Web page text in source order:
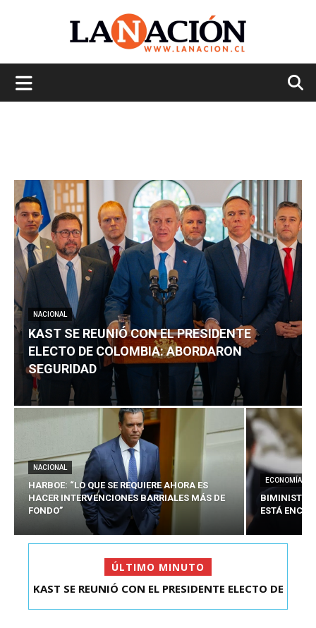
NACIONAL
KAST SE REUNIÓ CON EL PRESIDENTE
ELECTO DE COLOMBIA: ABORDARON
SEGURIDAD
NACIONAL
HARBOE: “LO QUE SE REQUIERE AHORA ES
HACER INTERVENCIONES BARRIALES MÁS DE
FONDO”
ECONOMÍA
BIMINISTRO
ESTÁ
ÚLTIMO MINUTO
KAST SE REUNIÓ CON EL PRESIDENTE ELECTO DE
HARBOE: “LO QUE SE REQUIERE AHORA ES HACER